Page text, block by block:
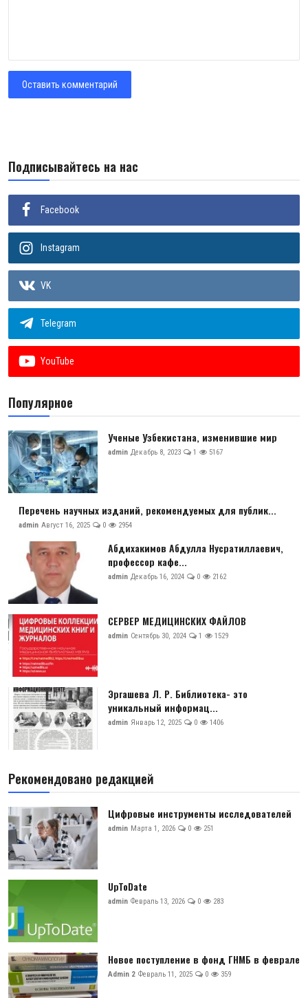
Оставить комментарий
Подписывайтесь на нас
Facebook
Instagram
VK
Telegram
YouTube
Популярное
Ученые Узбекистана, изменившие мир
admin Декабрь 8, 2023 1 5167
Перечень научных изданий, рекомендуемых для публик...
admin Август 16, 2025 0 2954
Абдихакимов Абдулла Нусратиллаевич,
профессор кафе...
admin Декабрь 16, 2024 0 2162
СЕРВЕР МЕДИЦИНСКИХ ФАЙЛОВ
admin Сентябрь 30, 2024 1 1529
Эргашева Л. Р. Библиотека- это
уникальный информац...
admin Январь 12, 2025 0 1406
Рекомендовано редакцией
Цифровые инструменты исследователей
admin Марта 1, 2026 0 251
UpToDate
admin Февраль 13, 2026 0 283
Новое поступление в фонд ГНМБ в феврале
Admin 2 Февраль 11, 2025 0 359